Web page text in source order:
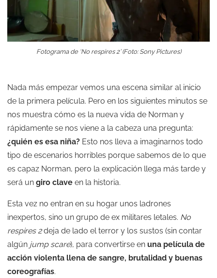
Fotograma de ‘No respires 2’ (Foto: Sony Pictures)
Nada más empezar vemos una escena similar al inicio
de la primera película. Pero en los siguientes minutos se
nos muestra cómo es la nueva vida de Norman y
rápidamente se nos viene a la cabeza una pregunta:
¿quién es esa niña? Esto nos lleva a imaginarnos todo
tipo de escenarios horribles porque sabemos de lo que
es capaz Norman, pero la explicación llega más tarde y
será un giro clave en la historia.
Esta vez no entran en su hogar unos ladrones
inexpertos, sino un grupo de ex militares letales. No
respires 2deja de lado el terror y los sustos (sin contar
algún jump scare), para convertirse en una película de
acción violenta llena de sangre, brutalidad y buenas
coreografías.